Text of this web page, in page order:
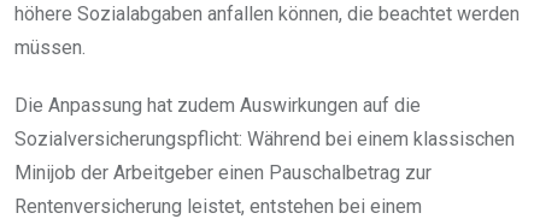
höhere Sozialabgaben anfallen können, die beachtet werden
müssen.
Die Anpassung hat zudem Auswirkungen auf die
Sozialversicherungspflicht: Während bei einem klassischen
Minijob der Arbeitgeber einen Pauschalbetrag zur
Rentenversicherung leistet, entstehen bei einem